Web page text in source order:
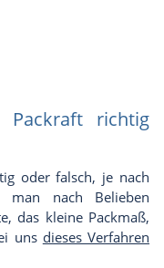
richtig
oder falsch, je nach
nach Belieben
das kleine Packmaß,
uns dieses Verfahren